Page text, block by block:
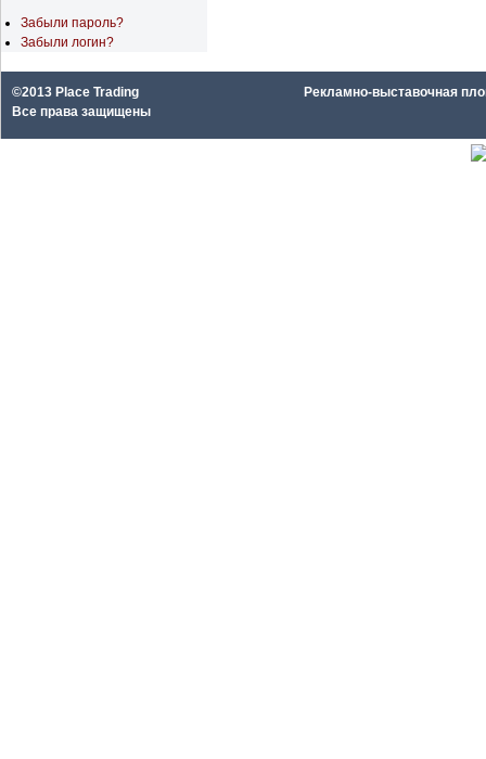
Забыли пароль?
Забыли логин?
©2013 Place Trading
Все права защищены
Рекламно-выставочная